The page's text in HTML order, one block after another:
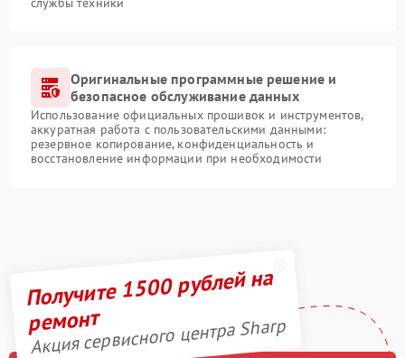
Оригинальные программные решение и
безопасное обслуживание данных
Использование официальных прошивок и инструментов,
аккуратная работа с пользовательскими данными:
резервное копирование, конфиденциальность и
восстановление информации при необходимости
Получите 1500 рублей на
ремонт
Акция сервисного центра Sharp